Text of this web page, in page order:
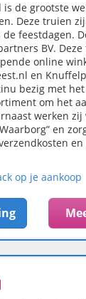
de grootste
Deze truien
feestdagen.
BV.
online
en
bezig met
om het
werken zij
en
op je aankoop